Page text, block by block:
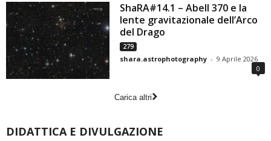
ShaRA#14.1 – Abell 370 e la
lente gravitazionale dell’Arco
del Drago
279
shara.astrophotography - 9 Aprile 2026
0
Carica altri
DIDATTICA E DIVULGAZIONE